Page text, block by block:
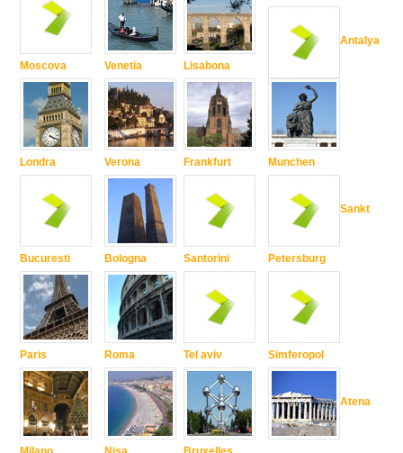
Moscova
Londra
Bucuresti
Paris
Venetia
Verona
Bologna
Roma
Lisabona
Frankfurt
Santorini
Tel aviv
Antalya
Munchen
Sankt
Petersburg
Simferopol
Atena